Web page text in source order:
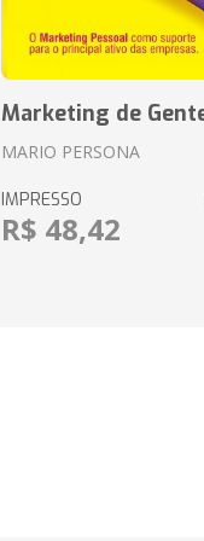
Marketing de
MARIO PERSONA
IMPRESSO
R$ 48,42